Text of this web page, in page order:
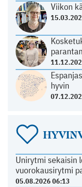
Viikon
hyvin
Unirytmi sekaisin
vuorokausirytmi
05.08.2026 06:13